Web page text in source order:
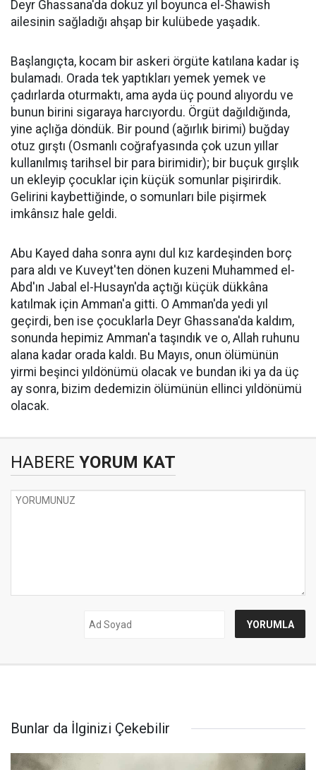
Deyr Ghassana'da dokuz yıl boyunca el-Shawish
ailesinin sağladığı ahşap bir kulübede yaşadık.
Başlangıçta, kocam bir askeri örgüte katılana kadar iş
bulamadı. Orada tek yaptıkları yemek yemek ve
çadırlarda oturmaktı, ama ayda üç pound alıyordu ve
bunun birini sigaraya harcıyordu. Örgüt dağıldığında,
yine açlığa döndük. Bir pound (ağırlık birimi) buğday
otuz gırştı (Osmanlı coğrafyasında çok uzun yıllar
kullanılmış tarihsel bir para birimidir); bir buçuk gırşlık
un ekleyip çocuklar için küçük somunlar pişirirdik.
Gelirini kaybettiğinde, o somunları bile pişirmek
imkânsız hale geldi.
Abu Kayed daha sonra aynı dul kız kardeşinden borç
para aldı ve Kuveyt'ten dönen kuzeni Muhammed el-
Abd'ın Jabal el-Husayn'da açtığı küçük dükkâna
katılmak için Amman'a gitti. O Amman'da yedi yıl
geçirdi, ben ise çocuklarla Deyr Ghassana'da kaldım,
sonunda hepimiz Amman'a taşındık ve o, Allah ruhunu
alana kadar orada kaldı. Bu Mayıs, onun ölümünün
yirmi beşinci yıldönümü olacak ve bundan iki ya da üç
ay sonra, bizim dedemizin ölümünün ellinci yıldönümü
olacak.
HABERE YORUM KAT
Bunlar da İlginizi Çekebilir